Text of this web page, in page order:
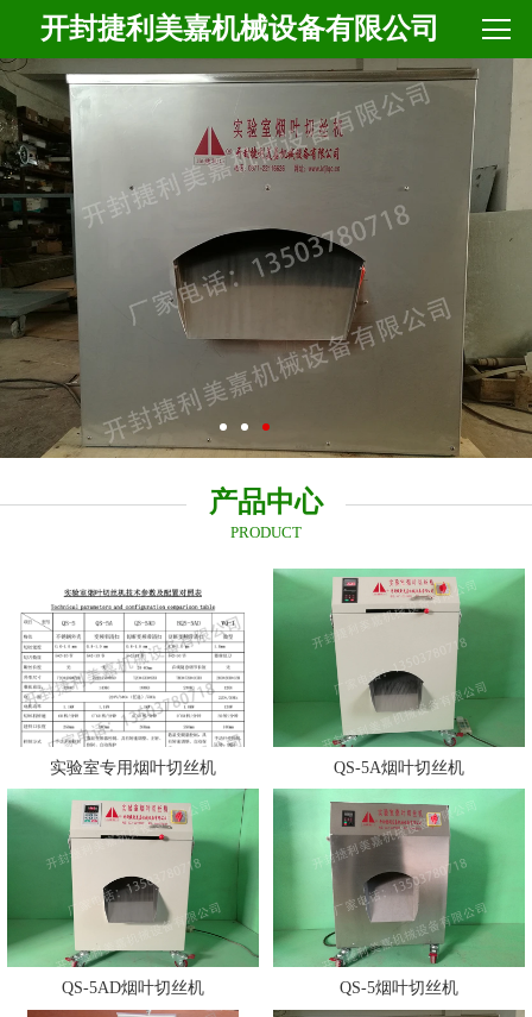
开封捷利美嘉机械设备有限公司
产品中心
PRODUCT
实验室专用烟叶切丝机 QS-5A烟叶切丝机
QS-5AD烟叶切丝机 QS-5烟叶切丝机